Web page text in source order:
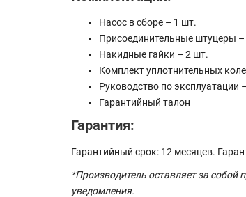
Насос в сборе – 1 шт.
Присоединительные штуцеры
Накидные гайки – 2 шт.
Комплект уплотнительных
Руководство по эксплуатации
Гарантийный талон
Гарантия:
Гарантийный срок: 12 месяцев.
*Производитель оставляет за собой
уведомления.